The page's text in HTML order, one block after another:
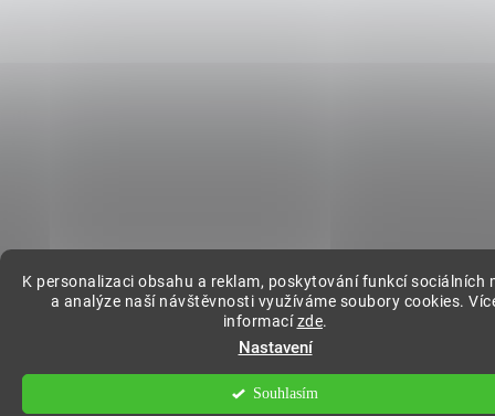
K personalizaci obsahu a reklam, poskytování funkcí sociálních
a analýze naší návštěvnosti využíváme soubory cookies.
informacízde.
Nastavení
Souhlasím